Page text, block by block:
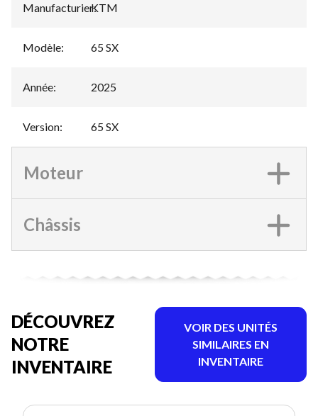
Manufacturier:
KTM
Modèle: 65 SX
Année: 2025
Version: 65 SX
Moteur
Châssis
DÉCOUVREZ
NOTRE
INVENTAIRE
VOIR DES UNITÉS
SIMILAIRES EN
INVENTAIRE